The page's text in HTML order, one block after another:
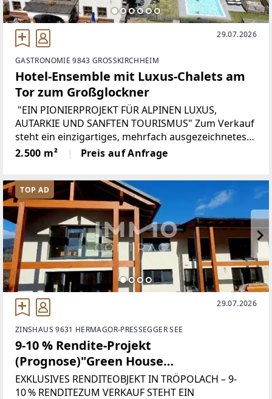
29.07.2026
GASTRONOMIE 9843 GROSSKIRCHHEIM
Hotel-Ensemble mit Luxus-Chalets am
Tor zum Großglockner
"EIN PIONIERPROJEKT FÜR ALPINEN LUXUS,
AUTARKIE UND SANFTEN TOURISMUS" Zum Verkauf
steht ein einzigartiges, mehrfach ausgezeichnetes
Tourismus-Ensemble im Herzen des Nationalparks
Hohe Tauern. Die Liegenschaft vereint
2.500 m² Preis auf Anfrage
TOP AD
29.07.2026
ZINSHAUS 9631 HERMAGOR-PRESSEGGER SEE
9-10 % Rendite-Projekt
(Prognose)"Green House
Appartements" Wohnungspaket direkt
beim Skilift "Nassfeld"
EXKLUSIVES RENDITEOBJEKT IN TRÖPOLACH – 9-
10 % RENDITEZUM VERKAUF STEHT EIN